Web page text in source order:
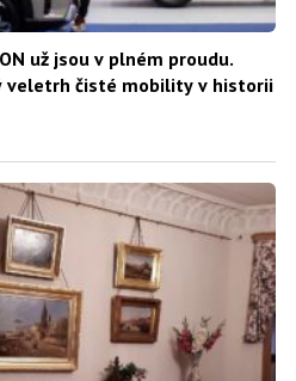
už jsou v plném proudu.
veletrh čisté mobility v historii